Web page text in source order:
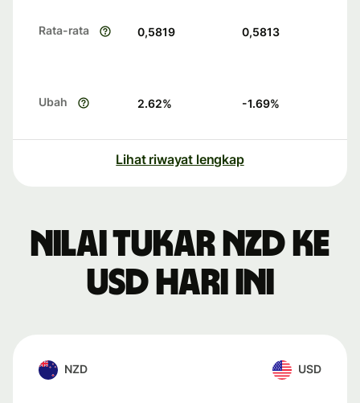
Rata-rata 0,5819 0,5813
Ubah 2.62% -1.69%
Lihat riwayat lengkap
Nilai tukar NZD ke
USD hari ini
NZD USD